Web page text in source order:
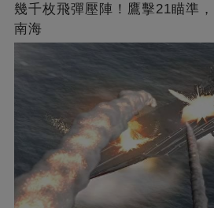
幾千枚飛彈壓陣！鷹擊21瞄準
南海